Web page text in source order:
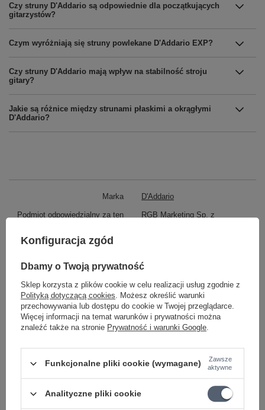
Czy struny D'Addario są odpowiednie dla początkujących
gitarzystów?
Czym wyróżniają się struny powlekane D'Addario EXP?
Czy struny D'Addario mają wpływ na stabilność stroju
gitary?
Jakie są różnice między strunami płaskimi a okrągłymi
D'Addario?
Marka D'Addario
Podmiot odpowiedzialny za ten
RGB Marketing Sp. z
Symbol
ROZMIAR .016
ILOŚĆ STRUN
MATERIAŁ Stalowe
OWIJKA Nie
MODEL PL016
DO GITARY ELEKTRYCZNEJ
DO GITARY AKUSTYCZNEJ
Konfiguracja zgód
Dbamy o Twoją prywatność
Sklep korzysta z plików cookie w celu realizacji usług zgodnie z
Polityką dotyczącą cookies. Możesz określić warunki
przechowywania lub dostępu do cookie w Twojej przeglądarce.
Więcej informacji na temat warunków i prywatności można
znaleźć także na stronie Prywatność i warunki Google.
Funkcjonalne pliki cookie (wymagane)
Zawsze
aktywne
Analityczne pliki cookie